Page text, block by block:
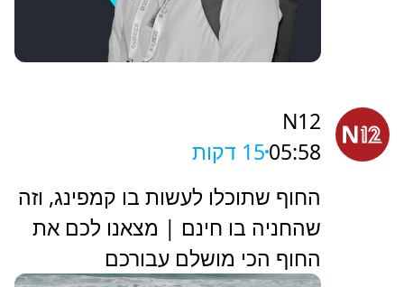
N12
05:5815 דקות
החוף שתוכלו לעשות בו קמפינג, וזה
שהחניה בו חינם | מצאנו לכם את
החוף הכי מושלם עבורכם